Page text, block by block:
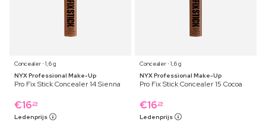
Concealer ⋅ 1,6 g
NYX Professional Make-Up
Pro Fix Stick Concealer 14 Sienna
€16 29
Ledenprijs
Concealer ⋅ 1,6 g
NYX Professional Make-Up
Pro Fix Stick Concealer 15 Cocoa
€16 29
Ledenprijs